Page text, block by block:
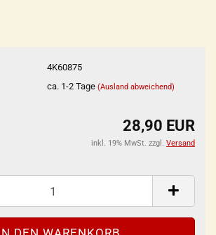
4K60875
ca. 1-2 Tage (Ausland abweichend)
28,90 EUR
inkl. 19% MwSt. zzgl. Versand